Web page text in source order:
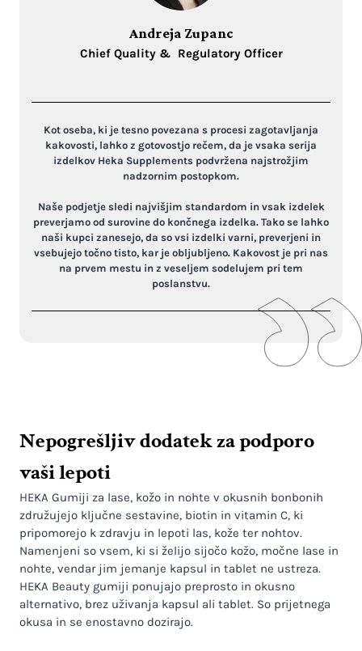
Andreja Zupanc
Chief Quality & Regulatory Officer
Kot oseba, ki je tesno povezana s procesi zagotavljanja
kakovosti, lahko z gotovostjo rečem, da je vsaka serija
izdelkov Heka Supplements podvržena najstrožjim
nadzornim postopkom.
Naše podjetje sledi najvišjim standardom in vsak izdelek
preverjamo od surovine do končnega izdelka. Tako se lahko
naši kupci zanesejo, da so vsi izdelki varni, preverjeni in
vsebujejo točno tisto, kar je obljubljeno. Kakovost je pri nas
na prvem mestu in z veseljem sodelujem pri tem
poslanstvu.
Nepogrešljiv dodatek za podporo
vaši lepoti
HEKA Gumiji za lase, kožo in nohte v okusnih bonbonih
združujejo ključne sestavine, biotin in vitamin C, ki
pripomorejo k zdravju in lepoti las, kože ter nohtov.
Namenjeni so vsem, ki si želijo sijočo kožo, močne lase in
nohte, vendar jim jemanje kapsul in tablet ne ustreza.
HEKA Beauty gumiji ponujajo preprosto in okusno
alternativo, brez uživanja kapsul ali tablet. So prijetnega
okusa in se enostavno dozirajo.